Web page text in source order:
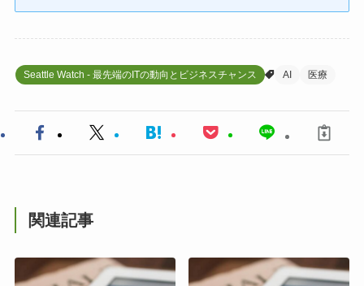
Seattle Watch - 最先端のITの動向とビジネスチャンス AI 医療
関連記事